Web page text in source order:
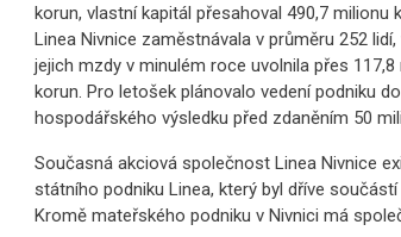
korun, vlastní kapitál přesahoval 490,7
Linea Nivnice zaměstnávala v průměru 252
jejich mzdy v minulém roce uvolnila přes
korun. Pro letošek plánovalo vedení podniku
hospodářského výsledku před zdaněním 50
Současná akciová společnost Linea Nivnice
státního podniku Linea, který byl dříve
Kromě mateřského podniku v Nivnici má